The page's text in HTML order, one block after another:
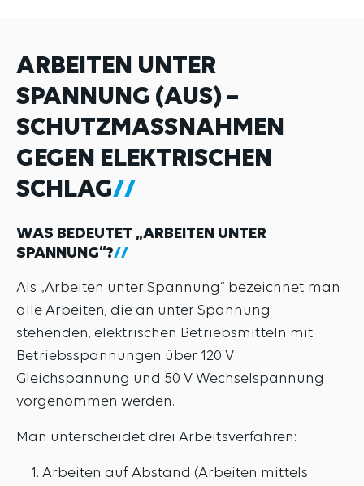
ARBEITEN UNTER
SPANNUNG (AUS) –
SCHUTZMASSNAHMEN G
EGEN ELEKTRISCHEN S
CHLAG
WAS BEDEUTET „ARBEITEN UNTER
SPANNUNG“?
Als „Arbeiten unter Spannung“ bezeichnet man
alle Arbeiten, die an unter Spannung
stehenden, elektrischen Betriebsmitteln mit
Betriebsspannungen über 120 V
Gleichspannung und 50 V Wechselspannung
vorgenommen werden.
Man unterscheidet drei Arbeitsverfahren:
Arbeiten auf Abstand (Arbeiten mittels